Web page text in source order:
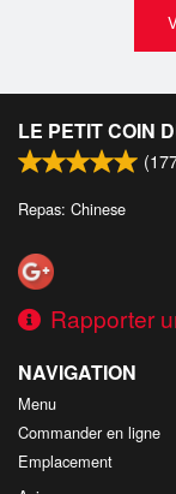
LE PETIT COIN
(
Repas: Chinese
Rapporter
NAVIGATION
Menu
Commander en ligne
Emplacement